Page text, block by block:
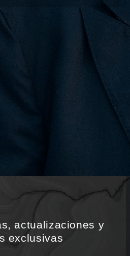
Hotel Barcelona
Hospitality es el inicio de
laborales en uno
de lujo de mayor
A medida que ampliamos
en Norteamérica,
Europa y Oriente Medio,
a grandes posibilidades de
ofreciendo formaciones y
viajar a nuestro equipo. Si
actualizaciones y
exclusivas